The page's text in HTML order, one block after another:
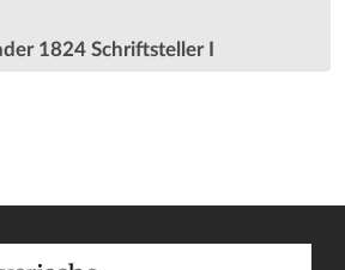
1824 Schriftsteller I